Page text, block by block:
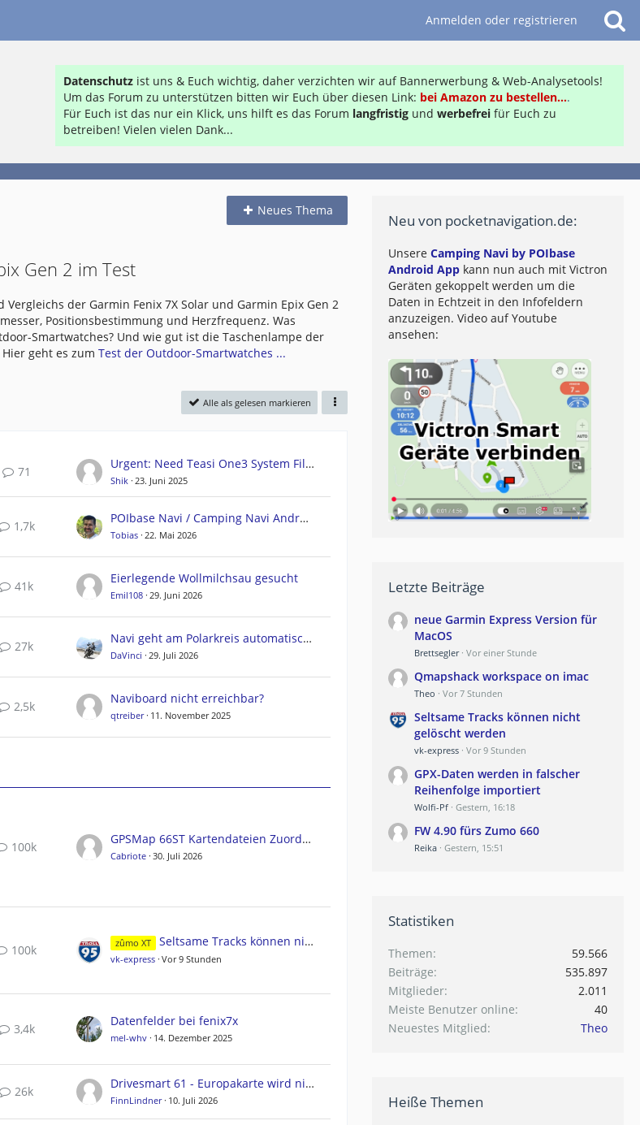
Anmelden oder registrieren
Datenschutz ist uns & Euch wichtig, daher verzichten wir auf Bannerwerbung & Web-Analysetools!
Um das Forum zu unterstützen bitten wir Euch über diesen Link: bei Amazon zu bestellen....
Für Euch ist das nur ein Klick, uns hilft es das Forum langfristig und werbefrei für Euch zu
betreiben! Vielen vielen Dank...
Neues Thema
Gen 2 im Test
der Garmin Fenix 7X Solar und Garmin Epix Gen 2
Positionsbestimmung und Herzfrequenz. Was
Smartwatches? Und wie gut ist die Taschenlampe der
Hier geht es zumTest der Outdoor-Smartwatches ...
Alle als gelesen markieren
71
Urgent: Need Teasi One3 System Files (Windows CE) - PC recognizes it as Mass Storage!
Shik 23. Juni 2025
1,7k
POIbase Navi / Camping Navi Android App
Tobias 22. Mai 2026
41k
Eierlegende Wollmilchsau gesucht
Emil108 29. Juni 2026
27k
Navi geht am Polarkreis automatisch in Nachtmodus
DaVinci 29. Juli 2026
2,5k
Naviboard nicht erreichbar?
qtreiber 11. November 2025
100k
GPSMap 66ST Kartendateien Zuordnen
Cabriote 30. Juli 2026
100k zûmo XT Seltsame Tracks können nicht gelöscht werden
vk-express Vor 9 Stunden
3,4k
Datenfelder bei fenix7x
mel-whv 14. Dezember 2025
26k
Drivesmart 61 - Europakarte wird nicht angezeigt
FinnLindner 10. Juli 2026
Neu von pocketnavigation.de:
Unsere Camping Navi by POIbase
Android App kann nun auch mit Victron
Geräten gekoppelt werden um die
Daten in Echtzeit in den Infofeldern
anzuzeigen. Video auf Youtube
ansehen:
Letzte Beiträge
neue Garmin Express Version für
MacOS
Brettsegler Vor einer Stunde
Qmapshack workspace on imac
Theo Vor 7 Stunden
Seltsame Tracks können nicht
gelöscht werden
vk-express Vor 9 Stunden
GPX-Daten werden in falscher
Reihenfolge importiert
Wolfi-Pf Gestern, 16:18
FW 4.90 fürs Zumo 660
Reika Gestern, 15:51
Statistiken
Themen
59.566
Beiträge
535.897
Mitglieder
2.011
Meiste Benutzer online
40
Neuestes Mitglied
Theo
Heiße Themen